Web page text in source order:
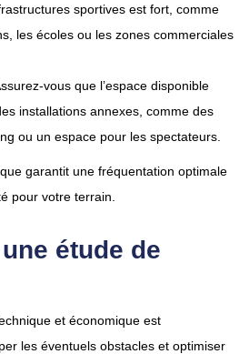
sportives est fort, comme
les écoles ou les zones commerciales
vous que l’espace disponible
installations annexes, comme des
ou un espace pour les spectateurs.
garantit une fréquentation optimale
pour votre terrain.
étude de
et économique est
les éventuels obstacles et optimiser